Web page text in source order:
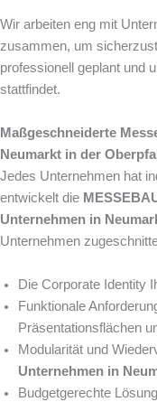
Wir arbeiten eng mit
zusammen, um
professionell geplant und
stattfindet.
Maßgeschneiderte
Neumarkt in der
Jedes Unternehmen hat
entwickelt die
Unternehmen in
Unternehmen
Die Corporate Identity
Funktionale
Präsentationsflächen
Modularität und
Unternehmen in
Budgetgerechte